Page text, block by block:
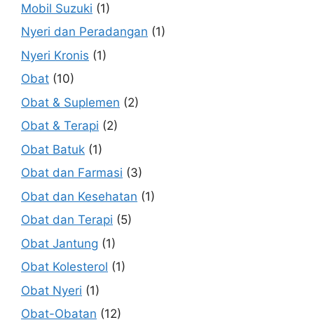
Mobil Suzuki (1)
Nyeri dan Peradangan (1)
Nyeri Kronis (1)
Obat (10)
Obat & Suplemen (2)
Obat & Terapi (2)
Obat Batuk (1)
Obat dan Farmasi (3)
Obat dan Kesehatan (1)
Obat dan Terapi (5)
Obat Jantung (1)
Obat Kolesterol (1)
Obat Nyeri (1)
Obat-Obatan (12)